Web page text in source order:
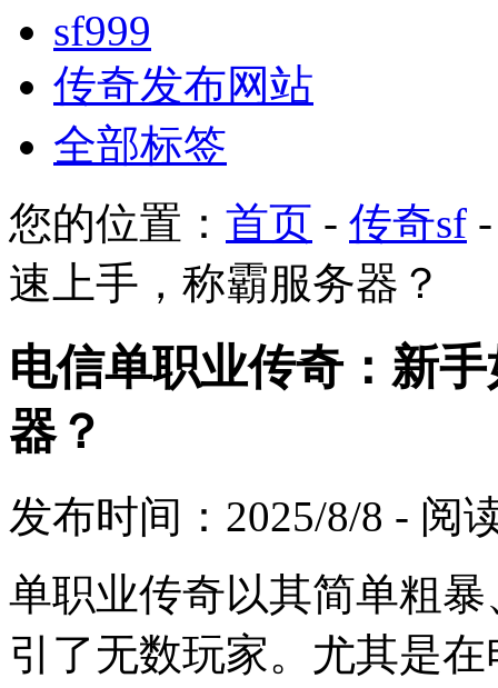
sf999
传奇发布网站
全部标签
您的位置： 首页 - 传奇sf
速上手，称霸服务器？
电信单职业传奇：新
器？
发布时间：2025/8/8 - 阅
单职业传奇以其简单粗
引了无数玩家。尤其是